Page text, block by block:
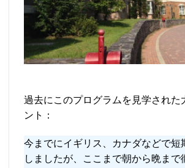
過去にこのプログラムを見学された
ント：
今までにイギリス、カナダなどで短
しましたが、ここまで朝から晩まで